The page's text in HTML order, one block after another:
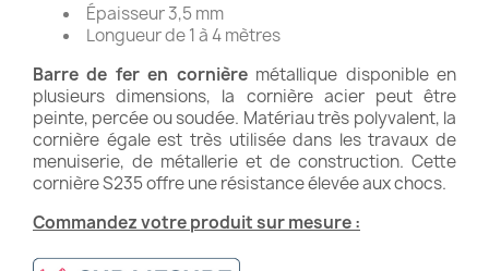
Épaisseur 3,5 mm
Longueur de 1 à 4 mètres
Barre de fer en cornièremétallique disponible en
plusieurs dimensions, la cornière acier peut être
peinte, percée ou soudée. Matériau très polyvalent, la
cornière égale est très utilisée dans les travaux de
menuiserie, de métallerie et de construction. Cette
cornière S235 offre une résistance élevée aux chocs.
Commandez votre produit sur mesure :